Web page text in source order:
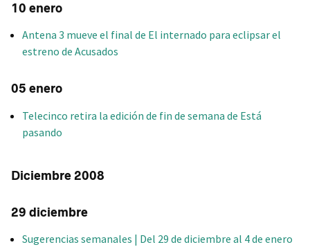
10 enero
Antena 3 mueve el final de El internado para eclipsar el
estreno de Acusados
05 enero
Telecinco retira la edición de fin de semana de Está
pasando
Diciembre 2008
29 diciembre
Sugerencias semanales | Del 29 de diciembre al 4 de enero